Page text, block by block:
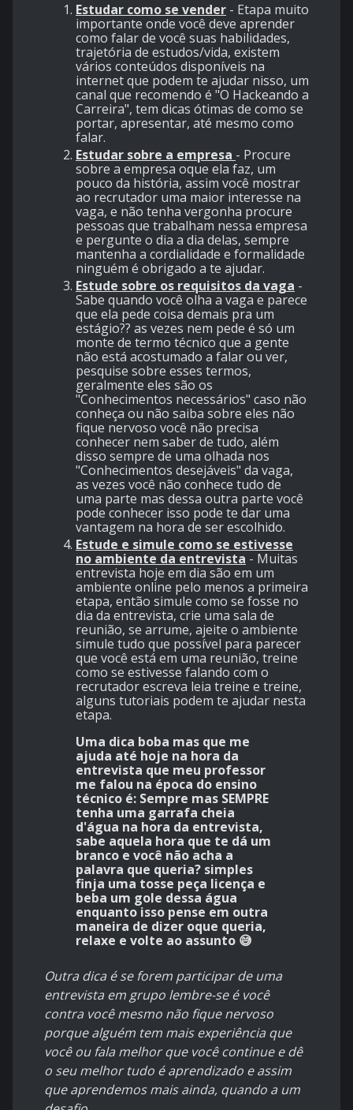
Estudar como se vender - Etapa muito
importante onde você deve aprender
como falar de você suas habilidades,
trajetória de estudos/vida, existem
vários conteúdos disponíveis na
internet que podem te ajudar nisso, um
canal que recomendo é "O Hackeando a
Carreira", tem dicas ótimas de como se
portar, apresentar, até mesmo como
falar.
Estudar sobre a empresa - Procure
sobre a empresa oque ela faz, um
pouco da história, assim você mostrar
ao recrutador uma maior interesse na
vaga, e não tenha vergonha procure
pessoas que trabalham nessa empresa
e pergunte o dia a dia delas, sempre
mantenha a cordialidade e formalidade
ninguém é obrigado a te ajudar.
Estude sobre os requisitos da vaga -
Sabe quando você olha a vaga e parece
que ela pede coisa demais pra um
estágio?? as vezes nem pede é só um
monte de termo técnico que a gente
não está acostumado a falar ou ver,
pesquise sobre esses termos,
geralmente eles são os
"Conhecimentos necessários" caso não
conheça ou não saiba sobre eles não
fique nervoso você não precisa
conhecer nem saber de tudo, além
disso sempre de uma olhada nos
"Conhecimentos desejáveis" da vaga,
as vezes você não conhece tudo de
uma parte mas dessa outra parte você
pode conhecer isso pode te dar uma
vantagem na hora de ser escolhido.
Estude e simule como se estivesse
no ambiente da entrevista - Muitas
entrevista hoje em dia são em um
ambiente online pelo menos a primeira
etapa, então simule como se fosse no
dia da entrevista, crie uma sala de
reunião, se arrume, ajeite o ambiente
simule tudo que possível para parecer
que você está em uma reunião, treine
como se estivesse falando com o
recrutador escreva leia treine e treine,
alguns tutoriais podem te ajudar nesta
etapa.
Uma dica boba mas que me
ajuda até hoje na hora da
entrevista que meu professor
me falou na época do ensino
técnico é: Sempre mas SEMPRE
tenha uma garrafa cheia
d'água na hora da entrevista,
sabe aquela hora que te dá um
branco e você não acha a
palavra que queria? simples
finja uma tosse peça licença e
beba um gole dessa água
enquanto isso pense em outra
maneira de dizer oque queria,
relaxe e volte ao assunto 😅
Outra dica é se forem participar de uma
entrevista em grupo lembre-se é você
contra você mesmo não fique nervoso
porque alguém tem mais experiência que
você ou fala melhor que você continue e dê
o seu melhor tudo é aprendizado e assim
que aprendemos mais ainda, quando a um